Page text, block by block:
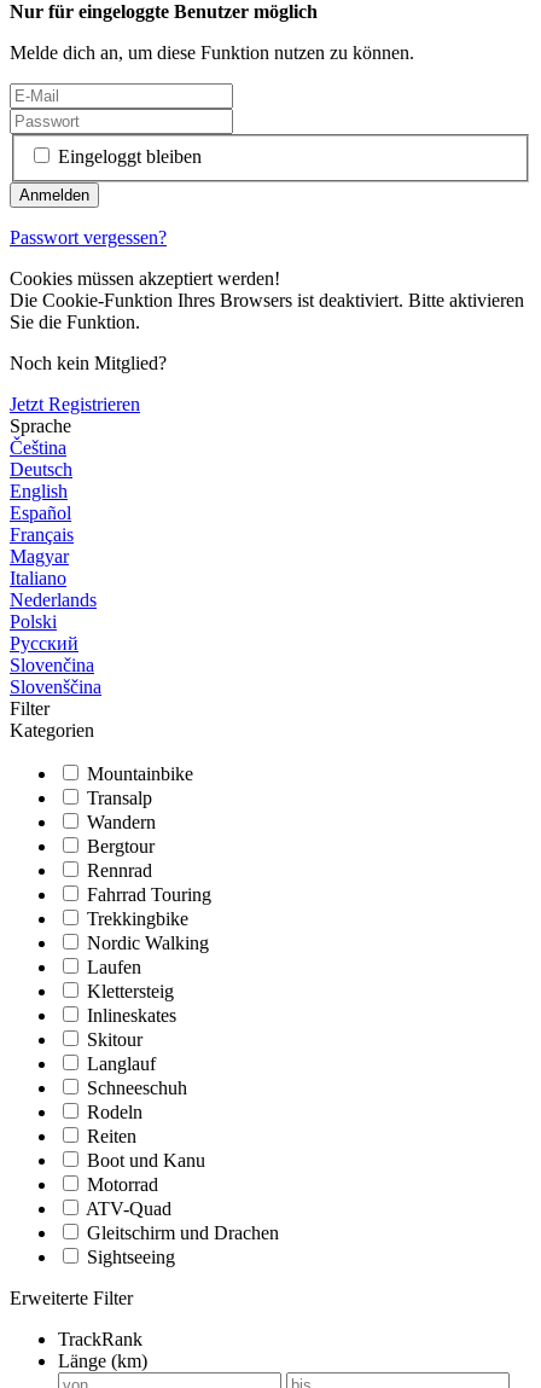
Nur für eingeloggte Benutzer möglich
Melde dich an, um diese Funktion nutzen zu können.
Eingeloggt bleiben
Passwort vergessen?
Cookies müssen akzeptiert werden!
Die Cookie-Funktion Ihres Browsers ist deaktiviert. Bitte aktivieren
Sie die Funktion.
Noch kein Mitglied?
Jetzt Registrieren
Sprache
Čeština
Deutsch
English
Español
Français
Magyar
Italiano
Nederlands
Polski
Русский
Slovenčina
Slovenščina
Filter
Kategorien
Mountainbike
Transalp
Wandern
Bergtour
Rennrad
Fahrrad Touring
Trekkingbike
Nordic Walking
Laufen
Klettersteig
Inlineskates
Skitour
Langlauf
Schneeschuh
Rodeln
Reiten
Boot und Kanu
Motorrad
ATV-Quad
Gleitschirm und Drachen
Sightseeing
Erweiterte Filter
TrackRank
Länge (km)